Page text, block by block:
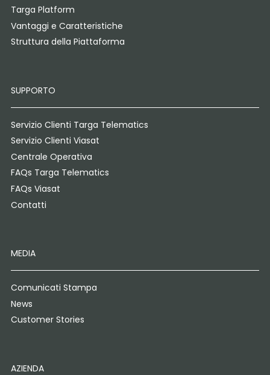
Targa Platform
Vantaggi e Caratteristiche
Struttura della Piattaforma
SUPPORTO
Servizio Clienti Targa Telematics
Servizio Clienti Viasat
Centrale Operativa
FAQs Targa Telematics
FAQs Viasat
Contatti
MEDIA
Comunicati Stampa
News
Customer Stories
AZIENDA